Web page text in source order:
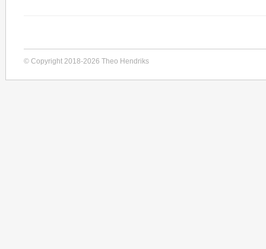
© Copyright 2018-2026 Theo Hendriks